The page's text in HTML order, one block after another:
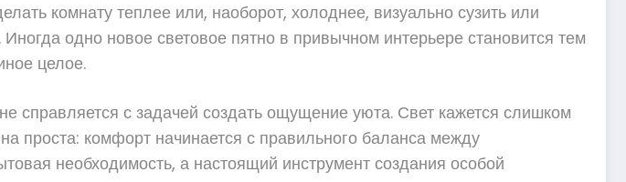
комнату теплее или, наоборот, холоднее, визуально сузить или
одно новое световое пятно в привычном интерьере становится тем
целое.
справляется с задачей создать ощущение уюта. Свет кажется слишком
проста: комфорт начинается с правильного баланса между
необходимость, а настоящий инструмент создания особой